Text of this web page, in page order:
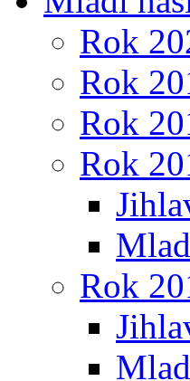
Rok
Rok
Rok
Rok
Rok